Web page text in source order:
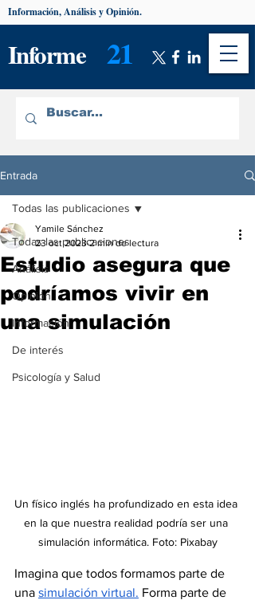
Informe 21
Información, Análisis y Opinión.
Entrada
Todas las publicaciones
Análisis
Opinión
Información
De interés
Psicología y Salud
Todas las publicaciones
Estudio asegura que
podríamos vivir en
una simulación
Yamile Sánchez
23 oct 2023 2 min de lectura
Un físico inglés ha profundizado en esta idea
en la que nuestra realidad podría ser una
simulación informática. Foto: Pixabay
Imagina que todos formamos parte de
una simulación virtual. Forma parte de